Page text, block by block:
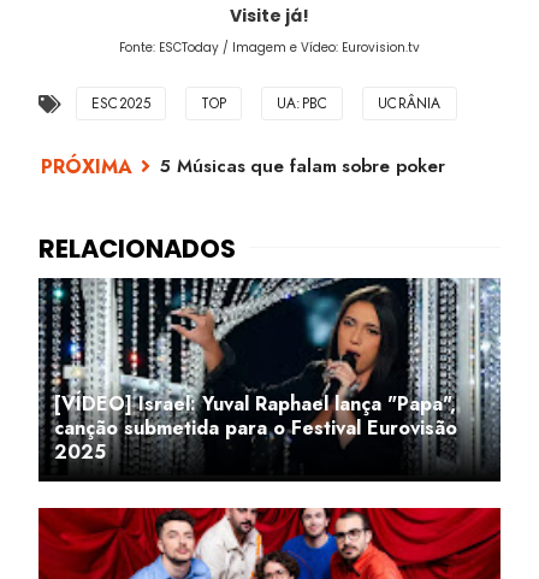
Visite já!
Fonte: ESCToday / Imagem e Vídeo: Eurovision.tv
ESC2025 TOP UA:PBC UCRÂNIA
5 Músicas que falam sobre poker
[VÍDEO] Israel: Yuval Raphael lança "Papa",
canção submetida para o Festival Eurovisão
2025